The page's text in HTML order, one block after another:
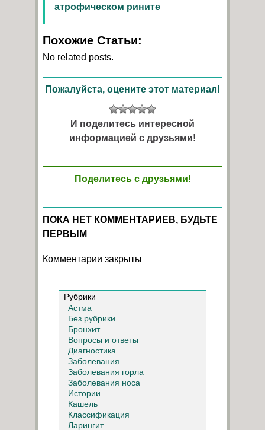
атрофическом рините
Похожие Статьи:
No related posts.
Пожалуйста, оцените этот материал!
И поделитесь интересной
информацией с друзьями!
Поделитесь с друзьями!
ПОКА НЕТ КОММЕНТАРИЕВ, БУДЬТЕ
ПЕРВЫМ
Комментарии закрыты
Рубрики
Астма
Без рубрики
Бронхит
Вопросы и ответы
Диагностика
Заболевания
Заболевания горла
Заболевания носа
Истории
Кашель
Классификация
Ларингит